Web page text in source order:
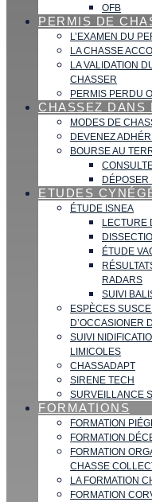
OFB
PERMIS DE
L’EXAMEN DU
LA CHASSE
LA VALIDATION
CHASSER
PERMIS PERDU
CHASSEZ DANS
MODES DE
DEVENEZ
BOURSE AU
DÉPOSER
ETUDES
ÉTUDE ISNEA
LECTURE
ÉTUDE
RADARS
SUIVI
ESPÈCES
D’OCCASIONER
SUIVI
LIMICOLES
CHASSADAPT
SIRENE TECH
SURVEILLANCE
FORMATIONS
FORMATION
FORMATION
FORMATION
CHASSE
LA FORMATION
FORMATION